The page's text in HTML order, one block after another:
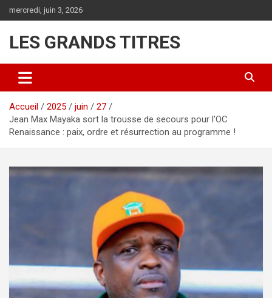
au
mercredi, juin 3, 2026
LES GRANDS TITRES
Accueil 2025 juin
27
Jean Max Mayaka sort la trousse de secours pour l’OC
Renaissance : paix, ordre et résurrection au programme !